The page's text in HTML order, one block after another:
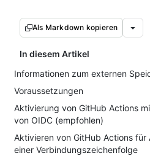
Als Markdown kopieren
In diesem Artikel
Informationen zum externen
Voraussetzungen
Aktivierung von GitHub Actions
von OIDC (empfohlen)
Aktivieren von GitHub Actions
einer Verbindungszeichenfolge